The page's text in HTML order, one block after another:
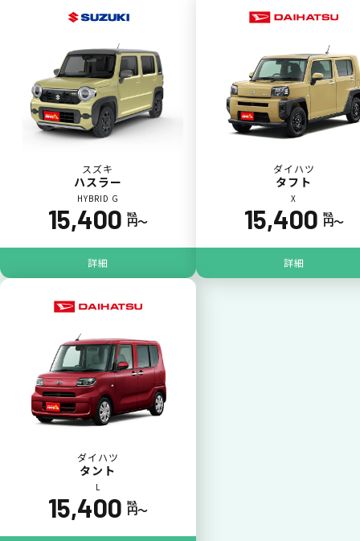
いままで難しかったカーリースの利用料金を
一括（一回）払いで可能。
ポイントが貯まる
カーリース料金をカードで支払えるので、ポ
イントが貯まります。
スズキ
ハスラー
HYBRID G
15,400 税込
円〜
詳細
ダイハツ
タフト
X
15,400 税込
円〜
詳細
ダイハツ
タント
L
15,400 税込
円〜